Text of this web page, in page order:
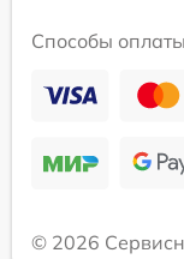
Способы оплаты
© 2026